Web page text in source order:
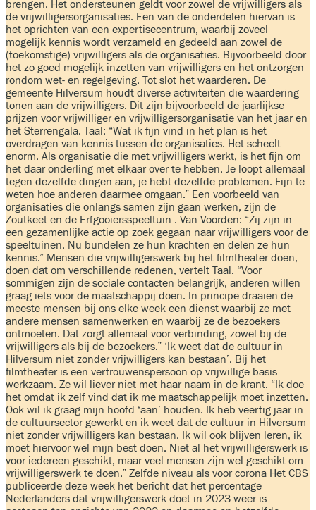
brengen. Het ondersteunen geldt voor zowel de vrijwilligers als
de vrijwilligersorganisaties. Een van de onderdelen hiervan is
het oprichten van een expertisecentrum, waarbij zoveel
mogelijk kennis wordt verzameld en gedeeld aan zowel de
(toekomstige) vrijwilligers als de organisaties. Bijvoorbeeld door
het zo goed mogelijk inzetten van vrijwilligers en het ontzorgen
rondom wet- en regelgeving. Tot slot het waarderen. De
gemeente Hilversum houdt diverse activiteiten die waardering
tonen aan de vrijwilligers. Dit zijn bijvoorbeeld de jaarlijkse
prijzen voor vrijwilliger en vrijwilligersorganisatie van het jaar en
het Sterrengala. Taal: “Wat ik fijn vind in het plan is het
overdragen van kennis tussen de organisaties. Het scheelt
enorm. Als organisatie die met vrijwilligers werkt, is het fijn om
het daar onderling met elkaar over te hebben. Je loopt allemaal
tegen dezelfde dingen aan, je hebt dezelfde problemen. Fijn te
weten hoe anderen daarmee omgaan.” Een voorbeeld van
organisaties die onlangs samen zijn gaan werken, zijn de
Zoutkeet en de Erfgooiersspeeltuin . Van Voorden: “Zij zijn in
een gezamenlijke actie op zoek gegaan naar vrijwilligers voor de
speeltuinen. Nu bundelen ze hun krachten en delen ze hun
kennis.” Mensen die vrijwilligerswerk bij het filmtheater doen,
doen dat om verschillende redenen, vertelt Taal. “Voor
sommigen zijn de sociale contacten belangrijk, anderen willen
graag iets voor de maatschappij doen. In principe draaien de
meeste mensen bij ons elke week een dienst waarbij ze met
andere mensen samenwerken en waarbij ze de bezoekers
ontmoeten. Dat zorgt allemaal voor verbinding, zowel bij de
vrijwilligers als bij de bezoekers.” ‘Ik weet dat de cultuur in
Hilversum niet zonder vrijwilligers kan bestaan’. Bij het
filmtheater is een vertrouwenspersoon op vrijwillige basis
werkzaam. Ze wil liever niet met haar naam in de krant. “Ik doe
het omdat ik zelf vind dat ik me maatschappelijk moet inzetten.
Ook wil ik graag mijn hoofd ‘aan’ houden. Ik heb veertig jaar in
de cultuursector gewerkt en ik weet dat de cultuur in Hilversum
niet zonder vrijwilligers kan bestaan. Ik wil ook blijven leren, ik
moet hiervoor wel mijn best doen. Niet al het vrijwilligerswerk is
voor iedereen geschikt, maar veel mensen zijn wel geschikt om
vrijwilligerswerk te doen.” Zelfde niveau als voor corona Het CBS
publiceerde deze week het bericht dat het percentage
Nederlanders dat vrijwilligerswerk doet in 2023 weer is